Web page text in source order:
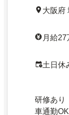
大阪府
月給27
土日休
研修あり
車通勤OK